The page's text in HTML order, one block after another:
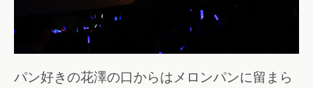
パン好きの花澤の口からはメロンパンに留まら